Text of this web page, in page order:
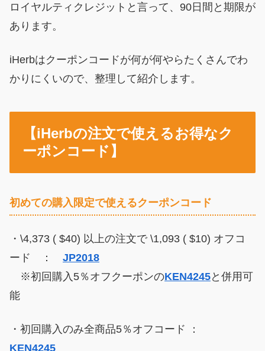
ロイヤルティクレジットと言って、90日間と期限が
あります。
iHerbはクーポンコードが何が何やらたくさんでわ
かりにくいので、整理して紹介します。
【iHerbの注文で使えるお得なク
ーポンコード】
初めての購入限定で使えるクーポンコード
・\4,373 ( $40) 以上の注文で \1,093 ( $10) オフコ
ード ： JP2018
※初回購入5％オフクーポンのKEN4245と併用可
能
・初回購入のみ全商品5％オフコード ：
KEN4245